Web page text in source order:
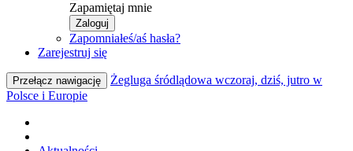
Zapamiętaj mnie
Zaloguj
Zapomniałeś/aś hasła?
Zarejestruj się
Przełącz nawigację
Żegluga śródlądowa wczoraj, dziś, jutro w
Polsce i Europie